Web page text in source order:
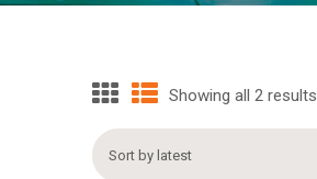
Showing all 2 results